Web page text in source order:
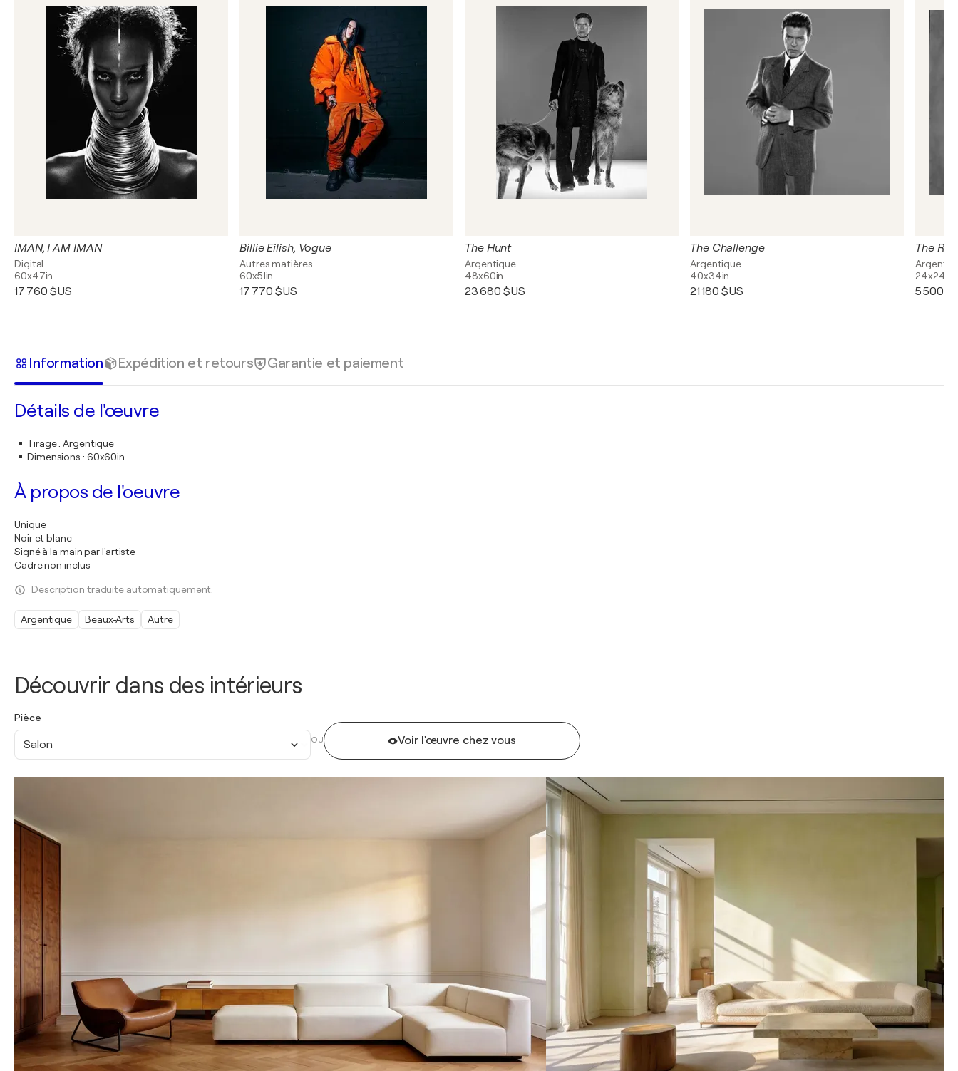
Découvrir dans des intérieurs
Pièce
Salon OU Voir l'œuvre chez vous
IMAN, I AM IMAN
Digital
60x47in
17 760 $US
Billie Eilish, Vogue
Autres matières
60x51in
17 770 $US
The Hunt
Argentique
48x60in
23 680 $US
The Challenge
Argentique
40x34in
21 180 $US
The
24x24in
5 500
Information Expédition et retours Garantie et paiement
Détails de l'œuvre
Tirage:Argentique
Dimensions : 60x60in
À propos de l'oeuvre
Unique
Noir et blanc
Signé à la main par l'artiste
Cadre non inclus
Description traduite automatiquement.
Argentique Beaux-Arts Autre